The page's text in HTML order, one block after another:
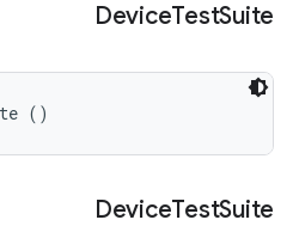
DeviceTestSuite
()
DeviceTestSuite